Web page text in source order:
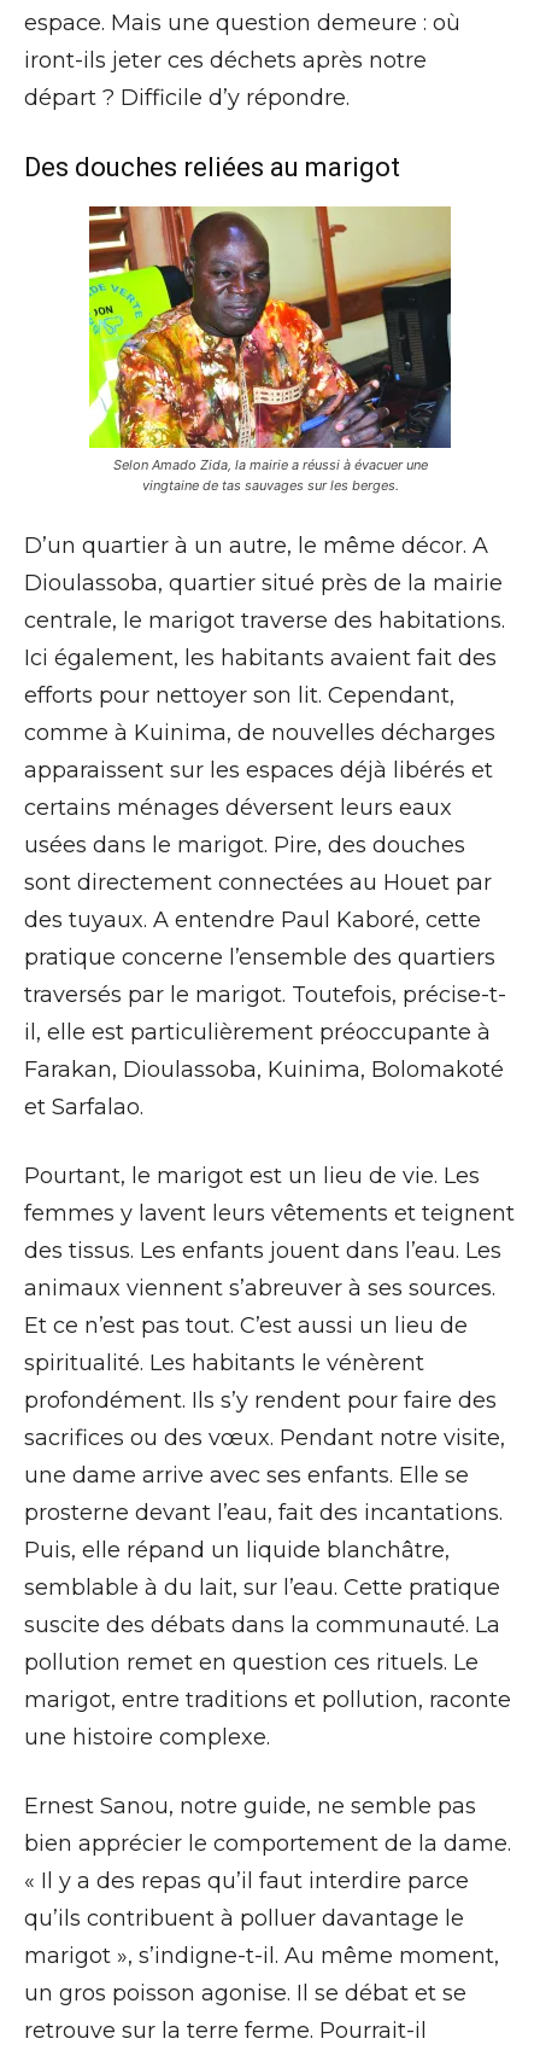
espace. Mais une question demeure : où
iront-ils jeter ces déchets après notre
départ ? Difficile d’y répondre.
Des douches reliées au marigot
Selon Amado Zida, la mairie a réussi à évacuer une
vingtaine de tas sauvages sur les berges.
D’un quartier à un autre, le même décor. A
Dioulassoba, quartier situé près de la mairie
centrale, le marigot traverse des habitations.
Ici également, les habitants avaient fait des
efforts pour nettoyer son lit. Cependant,
comme à Kuinima, de nouvelles décharges
apparaissent sur les espaces déjà libérés et
certains ménages déversent leurs eaux
usées dans le marigot. Pire, des douches
sont directement connectées au Houet par
des tuyaux. A entendre Paul Kaboré, cette
pratique concerne l’ensemble des quartiers
traversés par le marigot. Toutefois, précise-t-
il, elle est particulièrement préoccupante à
Farakan, Dioulassoba, Kuinima, Bolomakoté
et Sarfalao.
Pourtant, le marigot est un lieu de vie. Les
femmes y lavent leurs vêtements et teignent
des tissus. Les enfants jouent dans l’eau. Les
animaux viennent s’abreuver à ses sources.
Et ce n’est pas tout. C’est aussi un lieu de
spiritualité. Les habitants le vénèrent
profondément. Ils s’y rendent pour faire des
sacrifices ou des vœux. Pendant notre visite,
une dame arrive avec ses enfants. Elle se
prosterne devant l’eau, fait des incantations.
Puis, elle répand un liquide blanchâtre,
semblable à du lait, sur l’eau. Cette pratique
suscite des débats dans la communauté. La
pollution remet en question ces rituels. Le
marigot, entre traditions et pollution, raconte
une histoire complexe.
Ernest Sanou, notre guide, ne semble pas
bien apprécier le comportement de la dame.
« Il y a des repas qu’il faut interdire parce
qu’ils contribuent à polluer davantage le
marigot », s’indigne-t-il. Au même moment,
un gros poisson agonise. Il se débat et se
retrouve sur la terre ferme. Pourrait-il